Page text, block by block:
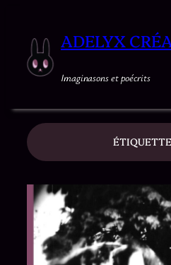
ADELYX
Imaginasons et poécrits